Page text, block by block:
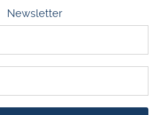
Newsletter